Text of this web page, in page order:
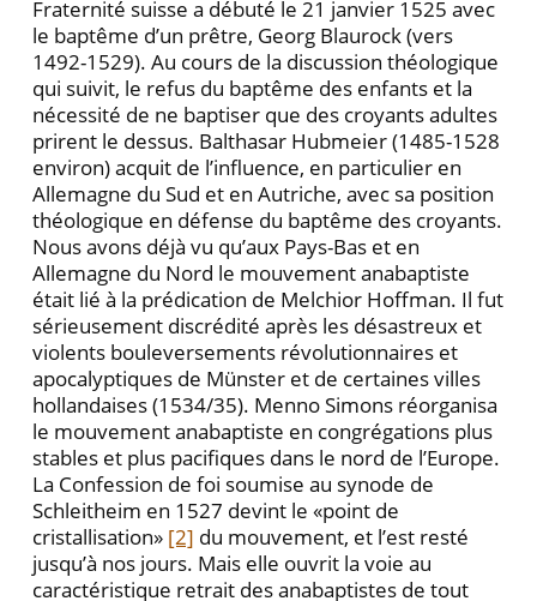
Fraternité suisse a débuté le 21 janvier 1525 avec
le baptême d’un prêtre, Georg Blaurock (vers
1492-1529). Au cours de la discussion théologique
qui suivit, le refus du baptême des enfants et la
nécessité de ne baptiser que des croyants adultes
prirent le dessus. Balthasar Hubmeier (1485-1528
environ) acquit de l’influence, en particulier en
Allemagne du Sud et en Autriche, avec sa position
théologique en défense du baptême des croyants.
Nous avons déjà vu qu’aux Pays-Bas et en
Allemagne du Nord le mouvement anabaptiste
était lié à la prédication de Melchior Hoffman. Il fut
sérieusement discrédité après les désastreux et
violents bouleversements révolutionnaires et
apocalyptiques de Münster et de certaines villes
hollandaises (1534/35). Menno Simons réorganisa
le mouvement anabaptiste en congrégations plus
stables et plus pacifiques dans le nord de l’Europe.
La Confession de foi soumise au synode de
Schleitheim en 1527 devint le «point de
cristallisation» [2] du mouvement, et l’est resté
jusqu’à nos jours. Mais elle ouvrit la voie au
caractéristique retrait des anabaptistes de tout